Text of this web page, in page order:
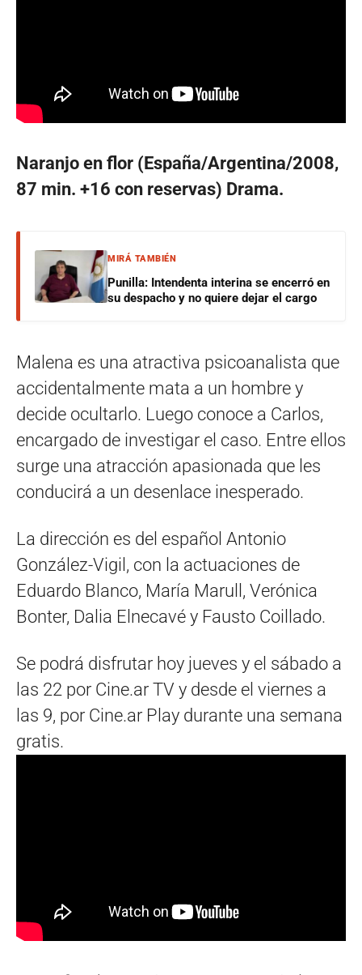
Naranjo en flor (España/Argentina/2008,
87 min. +16 con reservas) Drama.
MIRÁ TAMBIÉN
Punilla: Intendenta interina se encerró en
su despacho y no quiere dejar el cargo
Malena es una atractiva psicoanalista que
accidentalmente mata a un hombre y
decide ocultarlo. Luego conoce a Carlos,
encargado de investigar el caso. Entre ellos
surge una atracción apasionada que les
conducirá a un desenlace inesperado.
La dirección es del español Antonio
González-Vigil, con la actuaciones de
Eduardo Blanco, María Marull, Verónica
Bonter, Dalia Elnecavé y Fausto Coillado.
Se podrá disfrutar hoy jueves y el sábado a
las 22 por Cine.ar TV y desde el viernes a
las 9, por Cine.ar Play durante una semana
gratis.